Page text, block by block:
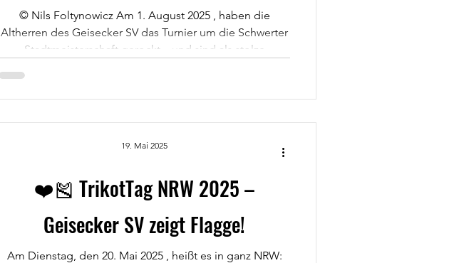
© Nils Foltynowicz Am 1. August 2025 , haben die
Altherren des Geisecker SV das Turnier um die Schwerter
Stadtmeisterschaft gerockt – und sind als stolze
Teamgeist und einer ordentlichen Portion Leidenschaft
Schon während des Turniers war zu spüren, dass hier eine
❤️🎽 TrikotTag NRW 2025 –
Geisecker SV zeigt Flagge!
Am Dienstag, den 20. Mai 2025 , heißt es in ganz NRW:
19. Mai 2025